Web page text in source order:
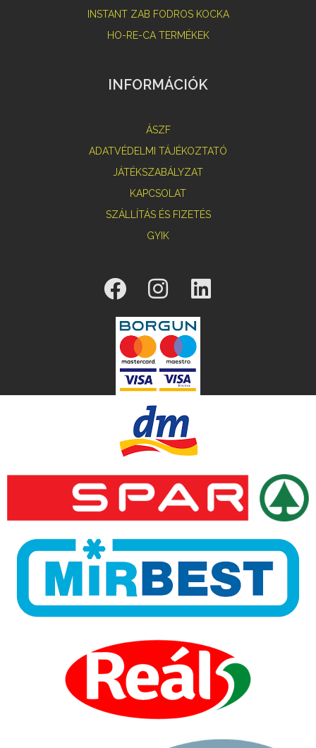
INSTANT ZAB FODROS KOCKA
HO-RE-CA TERMÉKEK
INFORMÁCIÓK
ÁSZF
ADATVÉDELMI TÁJÉKOZTATÓ
JÁTÉKSZABÁLYZAT
KAPCSOLAT
SZÁLLÍTÁS ÉS FIZETÉS
GYIK